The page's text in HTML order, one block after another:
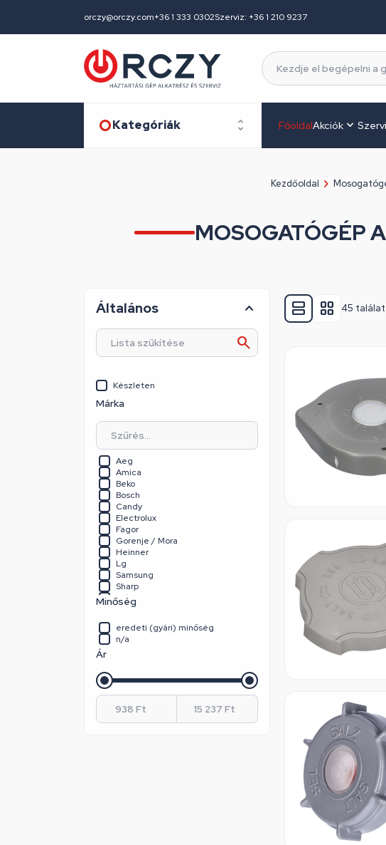
orczy@orczy.com+36 1 333 0302Szerviz: +36 1 210 9237
Kategóriák FőoldalAkciók
Kezdőoldal
MOSOGATÓGÉP
45 találat
Általános
Készleten
Márka
Aeg
Amica
Beko
Bosch
Candy
Electrolux
Fagor
Gorenje / Mora
Heinner
Lg
Samsung
Sharp
Teka
Whirlpool
Zanussi
Minőség
eredeti (gyári) minőség
n/a
Ár